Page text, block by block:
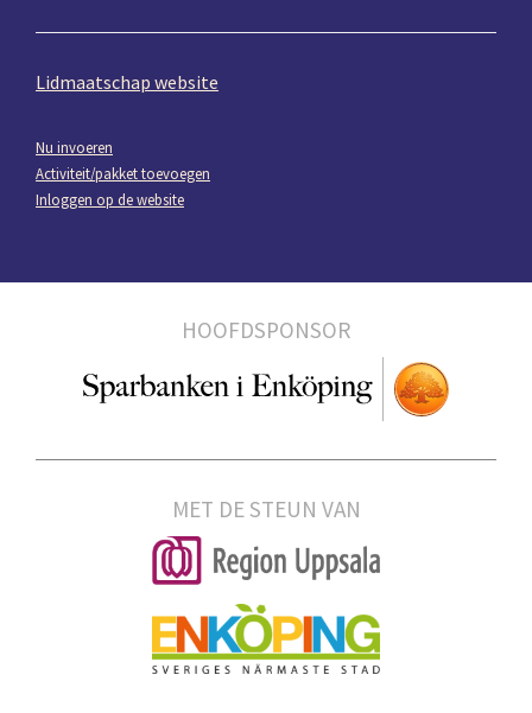
Lidmaatschap website
Nu invoeren
Activiteit/pakket toevoegen
Inloggen op de website
HOOFDSPONSOR
MET DE STEUN VAN